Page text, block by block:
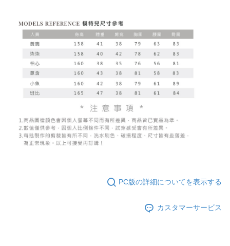
PC版の詳細についてを表示する
カスタマーサービス